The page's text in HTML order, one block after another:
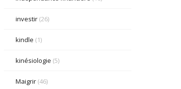
investir(26)
kindle (1)
kinésiologie (5)
Maigrir(46)